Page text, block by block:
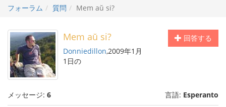
フォーラム
質問 Mem aŭ si?
回答する
Mem aŭ si?
Donniedillon,2009年1月
1日の
メッセージ: 6 言語: Esperanto